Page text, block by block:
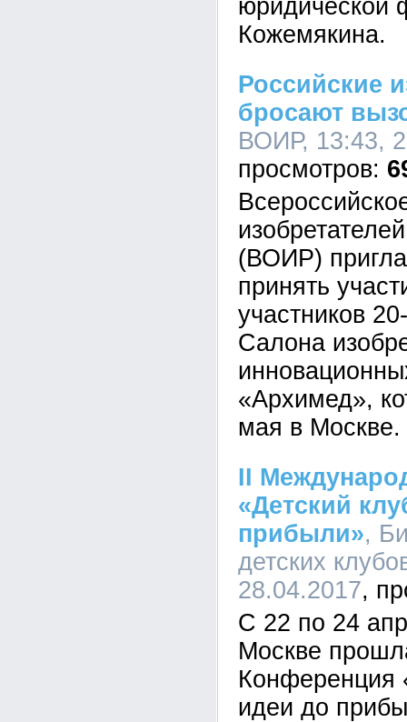
юридической
Кожемякина.
Российские
бросают
ВОИР, 13:43,
(ВОИР)
принять
участников
Салона
«Архимед»,
мая в Москве.
II
«Детский
прибыли»,
детских
28.04.2017
С 22 по 24
Москве
Конференция
идеи до